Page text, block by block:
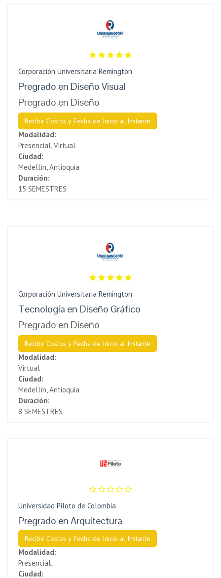
Corporación Universitaria Remington
Pregrado en Diseño Visual
Pregrado en Diseño
Recibir Costos y Fecha de Inicio al Instante
Modalidad:
Presencial, Virtual
Ciudad:
Medellín, Antioquia
Duración:
15 SEMESTRES
Corporación Universitaria Remington
Tecnología en Diseño Gráfico
Pregrado en Diseño
Recibir Costos y Fecha de Inicio al Instante
Modalidad:
Virtual
Ciudad:
Medellín, Antioquia
Duración:
8 SEMESTRES
Universidad Piloto de Colombia
Pregrado en Arquitectura
Recibir Costos y Fecha de Inicio al Instante
Modalidad:
Presencial.
Ciudad: